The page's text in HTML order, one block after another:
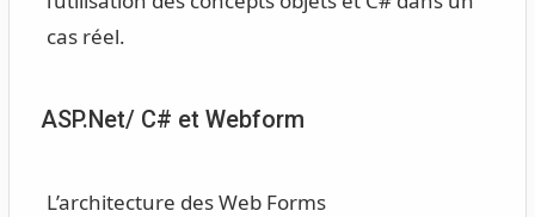
cas réel.
ASP.Net/ C# et Webform
L’architecture des Web Forms